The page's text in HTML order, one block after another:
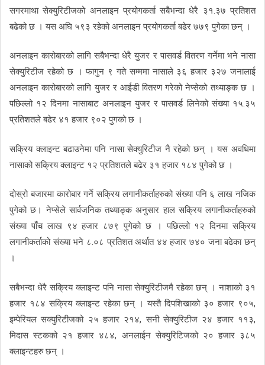
सगरमाथा सेक्युरिटीजको अनलाइन प्रयोगकर्ता सबैभन्दा धेरै ३१.३७ प्रतिशत
बढेको छ । यस अघि ५९३ रहेको अनलाइन प्रयोगकर्ता बढेर ७७९ पुगेका छन् ।
अनलाइन कारोबारको लागि सबैभन्दा धेरै युजर र पासवर्ड वितरण गर्नेमा भने नासा
सेक्युरिटीज रहेको छ । फागुन ९ गते सम्ममा नासाले ३६ हजार ३२७ जनालाई
अनलाइन कारोबारको लागि युजर र आईडी वितरण गरेको नेप्सेको तथ्याङ्क छ ।
पछिल्लो १२ दिनमा नासाबाट अनलाइन युजर र पासवर्ड लिनेको संख्या १५.३५
प्रतिशतले बढेर ४१ हजार ९०२ पुगको छ ।
सक्रिय क्लाइन्ट बढाउनेमा पनि नासा सेक्युरिटीज नै रहेको छन् । यस अवधिमा
नासाको सक्रिय क्लाइन्ट १२ प्रतिशतले बढेर ३१ हजार १८४ पुगेको छ ।
दोस्रो बजारमा कारोबार गर्ने सक्रिय लगानीकर्ताहरुको संख्या पनि ६ लाख नजिक
पुगेको छ। नेप्सेले सार्वजनिक तथ्याङ्क अनुसार हाल सक्रिय लगानीकर्ताहरुको
संख्या पाँच लाख ९४ हजार ८७९ पुगेको छ । पछिल्लो १२ दिनमा सक्रिय
लगानीकर्ताको संख्या भने ८.०८ प्रतिशत अर्थात ४४ हजार ७४० जना बढेका छन्
।
सबैभन्दा धेरै सक्रिय क्लाइन्ट पनि नासा सेक्युरिटीजमै रहेका छन् । नाशाको ३१
हजार १८४ सक्रिय क्लाइन्ट रहेका छन् । यस्तै दिपशिखाको ३० हजार ९०५,
इम्पेरियल सक्युरिटीजको २५ हजार २१४, सनी सेक्युरिटीज २४ हजार ११३,
मिदास स्टकको २१ हजार ४८४, अनलाईन सेक्युरिटिजको २० हजार ३८५
क्लाइन्टहरु छन् ।